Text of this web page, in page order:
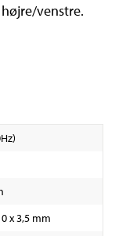
venstre.
x 3,5 mm